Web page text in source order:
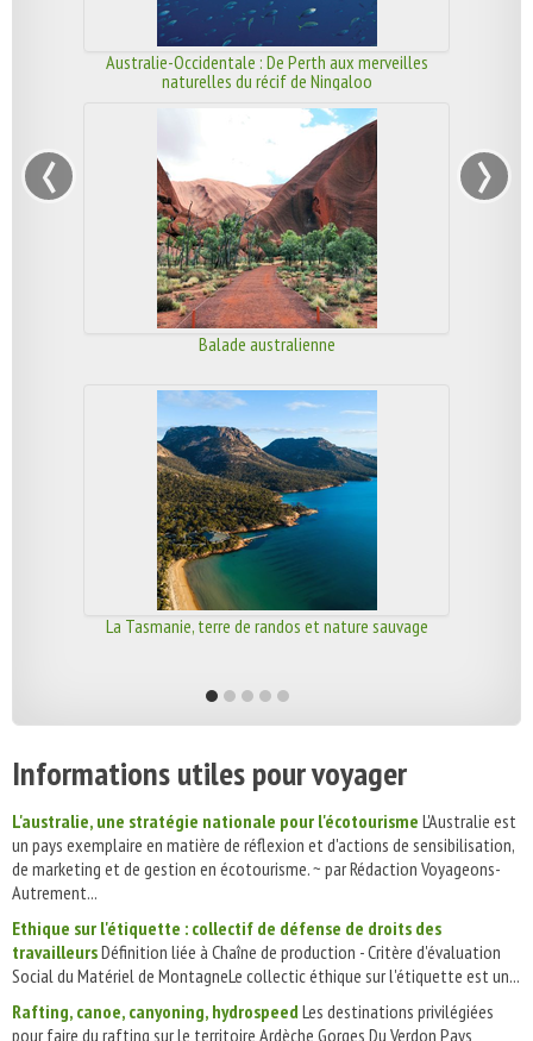
Australie-Occidentale : De Perth aux merveilles
naturelles du récif de Ningaloo
Balade australienne
La Tasmanie, terre de randos et nature sauvage
‹ ›
Informations utiles pour voyager
L'australie, une stratégie nationale pour l'écotourisme L'Australie est
un pays exemplaire en matière de réflexion et d'actions de sensibilisation,
de marketing et de gestion en écotourisme. ~ par Rédaction Voyageons-
Autrement...
Ethique sur l'étiquette : collectif de défense de droits des
travailleursDéfinition liée à Chaîne de production - Critère d'évaluation
Social du Matériel de MontagneLe collectic éthique sur l'étiquette est un...
Rafting, canoe, canyoning, hydrospeed Les destinations privilégiées
pour faire du rafting sur le territoire Ardèche Gorges Du Verdon Pays